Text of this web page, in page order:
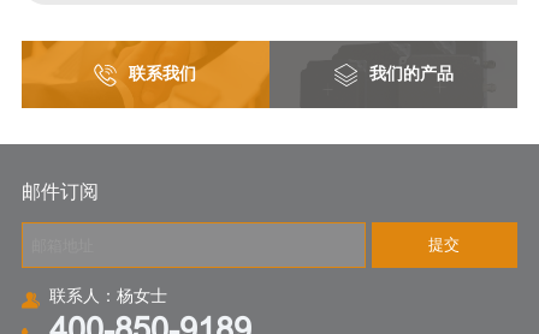
联系我们 我们的产品
邮件订阅
提交
联系人：杨女士